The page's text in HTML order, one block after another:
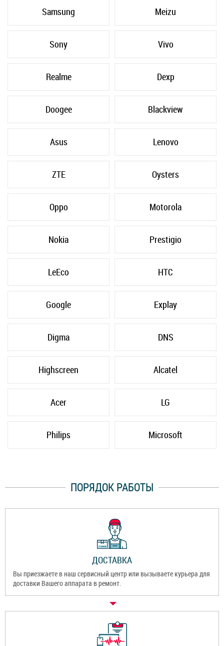
Samsung Meizu
Sony Vivo
Realme Dexp
Doogee Blackview
Asus Lenovo
ZTE Oysters
Oppo Motorola
Nokia Prestigio
LeEco HTC
Google Explay
Digma DNS
Highscreen Alcatel
Acer LG
Philips Microsoft
ПОРЯДОК РАБОТЫ
ДОСТАВКА
Вы приезжаете в наш сервисный центр или вызываете курьера для
доставки Вашего аппарата в ремонт.